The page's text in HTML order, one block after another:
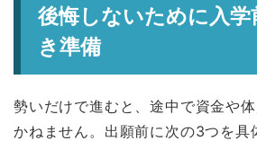
後悔しないために入
き準備
勢いだけで進むと、途中で資金や
かねません。出願前に次の3つを具